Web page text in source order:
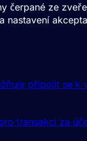
čerpané ze
připojit se
transakci za